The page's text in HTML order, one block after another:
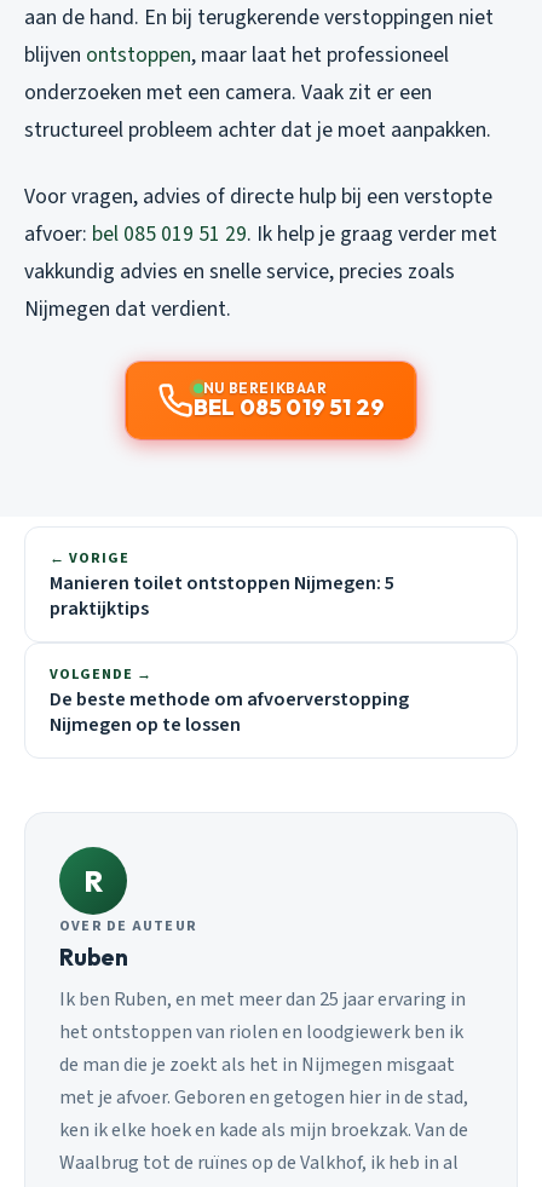
aan de hand. En bij terugkerende verstoppingen niet
blijven ontstoppen, maar laat het professioneel
onderzoeken met een camera. Vaak zit er een
structureel probleem achter dat je moet aanpakken.
Voor vragen, advies of directe hulp bij een verstopte
afvoer: bel 085 019 51 29. Ik help je graag verder met
vakkundig advies en snelle service, precies zoals
Nijmegen dat verdient.
NU BEREIKBAAR
BEL 085 019 51 29
← VORIGE
Manieren toilet ontstoppen Nijmegen: 5
praktijktips
VOLGENDE →
De beste methode om afvoerverstopping
Nijmegen op te lossen
R
OVER DE AUTEUR
Ruben
Ik ben Ruben, en met meer dan 25 jaar ervaring in
het ontstoppen van riolen en loodgiewerk ben ik
de man die je zoekt als het in Nijmegen misgaat
met je afvoer. Geboren en getogen hier in de stad,
ken ik elke hoek en kade als mijn broekzak. Van de
Waalbrug tot de ruïnes op de Valkhof, ik heb in al